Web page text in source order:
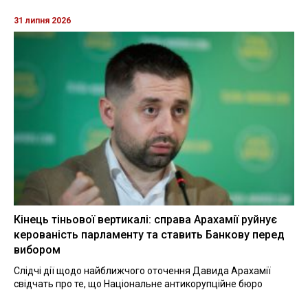
31 липня 2026
Кінець тіньової вертикалі: справа Арахамії руйнує
керованість парламенту та ставить Банкову перед
вибором
Слідчі дії щодо найближчого оточення Давида Арахамії
свідчать про те, що Національне антикорупційне бюро